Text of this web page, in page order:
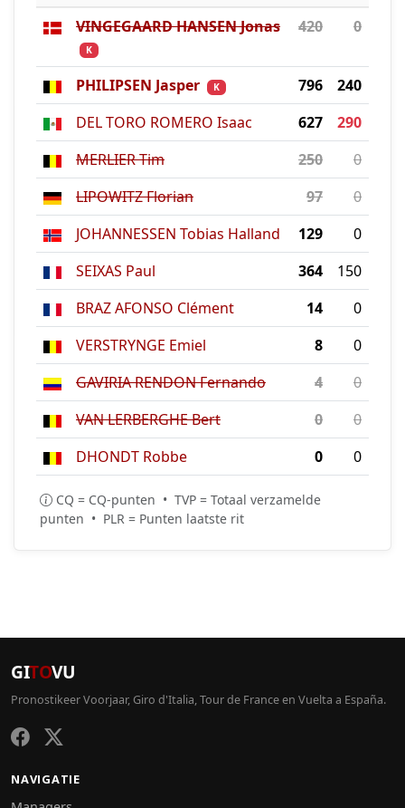
VINGEGAARD HANSEN Jonas
K
420 0
PHILIPSEN Jasper K 796
240
DEL TORO ROMERO Isaac
627
290
MERLIER Tim
250
0
LIPOWITZ Florian
97
0
JOHANNESSEN Tobias Halland
129
0
SEIXAS Paul
364
150
BRAZ AFONSO Clément
14
0
VERSTRYNGE Emiel
8
0
GAVIRIA RENDON Fernando
4
0
VAN LERBERGHE Bert
0
0
DHONDT Robbe
0 0
CQ = CQ-punten • TVP = Totaal verzamelde
punten • PLR = Punten laatste rit
GITOVU
Pronostikeer Voorjaar, Giro d'Italia, Tour de France en Vuelta a España.
NAVIGATIE